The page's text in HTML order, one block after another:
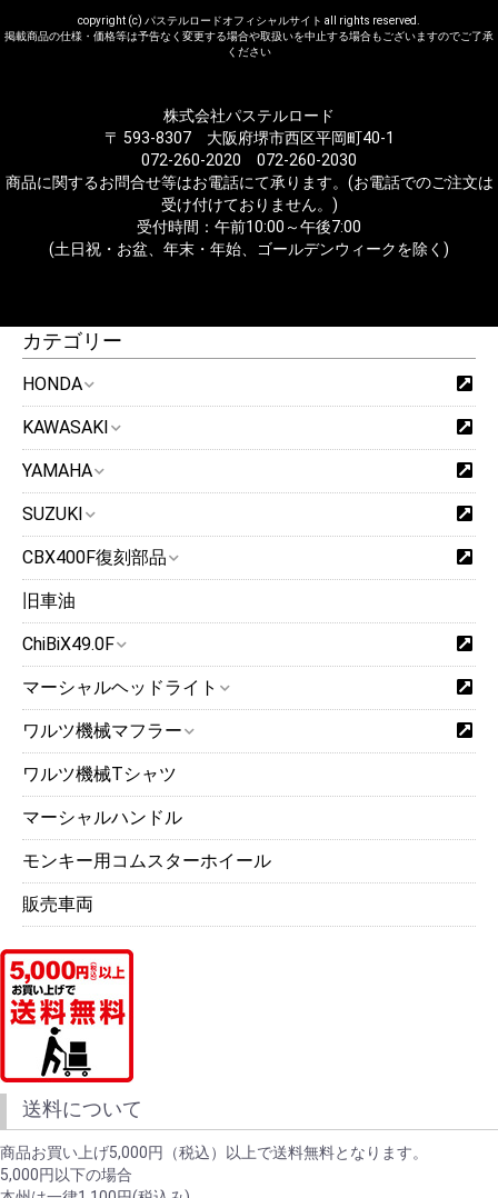
カテゴリー
HONDA
KAWASAKI
YAMAHA
SUZUKI
CBX400F復刻部品
旧車油
ChiBiX49.0F
マーシャルヘッドライト
ワルツ機械マフラー
ワルツ機械Tシャツ
マーシャルハンドル
モンキー用コムスターホイール
販売車両
送料について
商品お買い上げ5,000円（税込）以上で送料無料となります。
5,000円以下の場合
copyright (c) パステルロードオフィシャルサイト all rights reserved.
掲載商品の仕様・価格等は予告なく変更する場合や取扱いを中止する場合もございますのでご了承
ください
株式会社パステルロード
〒 593-8307 大阪府堺市西区平岡町40-1
072-260-2020 072-260-2030
商品に関するお問合せ等はお電話にて承ります。(お電話でのご注文は
受け付けておりません。)
受付時間：午前10:00～午後7:00
(土日祝・お盆、年末・年始、ゴールデンウィークを除く)